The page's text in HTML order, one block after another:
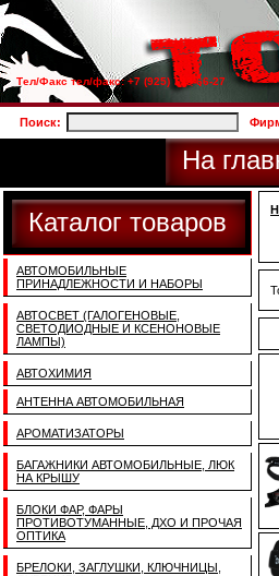
Тел/Факс тел/факс: +7 (925) 733-66-27
Поиск:
На
Каталог товаров
АВТОМОБИЛЬНЫЕ
ПРИНАДЛЕЖНОСТИ И НАБОРЫ
АВТОСВЕТ (ГАЛОГЕНОВЫЕ,
СВЕТОДИОДНЫЕ И КСЕНОНОВЫЕ
ЛАМПЫ)
АВТОХИМИЯ
АНТЕННА АВТОМОБИЛЬНАЯ
АРОМАТИЗАТОРЫ
БАГАЖНИКИ АВТОМОБИЛЬНЫЕ, ЛЮК
НА КРЫШУ
БЛОКИ ФАР, ФАРЫ
ПРОТИВОТУМАННЫЕ, ДХО И ПРОЧАЯ
ОПТИКА
БРЕЛОКИ, ЗАГЛУШКИ, КЛЮЧНИЦЫ,